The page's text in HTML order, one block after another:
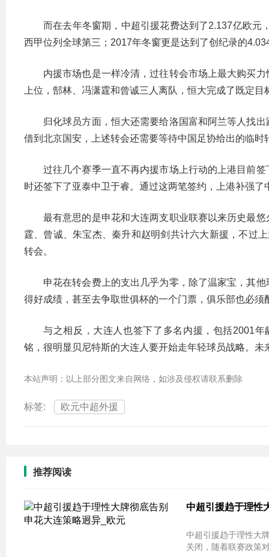
而在去年冬窗期，中超引援花费达到了2.137亿欧元
西甲位列全球第三；2017年冬窗更是达到了创纪录的
内援市场也是一样冷清，过往转会市场上最大购买
上位，郜林、冯潇霆和曾诚三人离队，恒大完成了既定
归化球员方面，恒大还需要给洛国富和阿兰等人找
借到北京国安，上述转会还需要等待中国足协给出的临时
过往几个赛季一直不再内援市场上行动的上港目前
时还签下了亚泰中卫于睿。通过这两笔签约，上港补强了
最有意思的是申花和大连两支职业联赛以来历史最
霆、曾诚、朱宝杰、秦升和赵明剑共计六大新援，不过
转会。
申花在转会费上的支出几乎为零，除了温家宝，其
得好成绩，甚至去争取世俱杯的一个门票，俱乐部也必须
与之相反，大连人也签下了多名内援，包括2001
铭，很明显贝尼特斯的大连人要开始走年轻球员战略。未
本站声明：以上部分图文来自网络，如涉及侵权请联系删除
标签: 欧元中超外援
推荐阅读
中超引援趋于理性
中超引援趋于理性大
关闭，随着联赛政策